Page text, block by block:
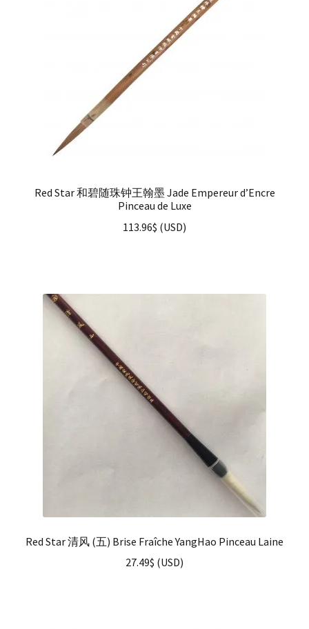
Red Star 和碧随珠钟王翰墨 Jade Empereur d’Encre
Pinceau de Luxe
113.96$ (USD)
Red Star 清风 (五) Brise Fraîche YangHao Pinceau Laine
27.49$ (USD)